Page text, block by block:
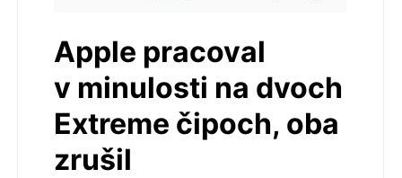
Apple pracoval
v minulosti na dvoch
Extreme čipoch, oba
zrušil